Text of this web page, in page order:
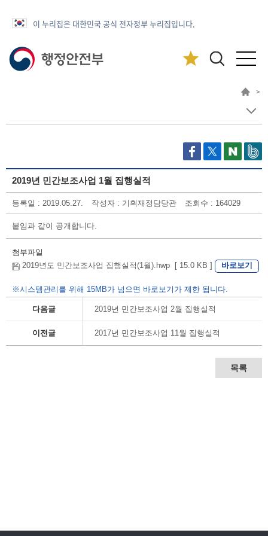
이 누리집은 대한민국 공식 전자정부 누리집입니다.
>
2019년 민간보조사업 1월 집행실적
등록일 : 2019.05.27. 작성자 : 기획재정담당관 조회수 : 164029
붙임과 같이 공개합니다.
첨부파일
2019년도 민간보조사업 집행실적(1월).hwp [ 15.0 KB ]
바로보기
※시스템관리를 위해 15MB가 넘으면 바로보기가 제한 됩니다.
다음글 2019년 민간보조사업 2월 집행실적
이전글 2017년 민간보조사업 11월 집행실적
목록